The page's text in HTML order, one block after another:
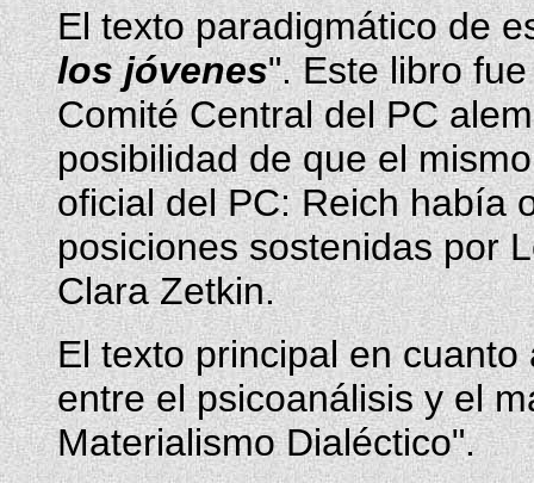
El texto paradigmático de
los jóvenes". Este libro
Comité Central del PC
posibilidad de que el
oficial del PC: Reich había
posiciones sostenidas por
Clara Zetkin.
El texto principal en
entre el psicoanálisis y el
Materialismo Dialéctico".